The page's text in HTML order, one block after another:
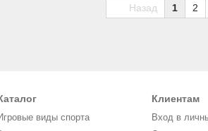
Назад 1 2
виды спорта
Клиентам
Вход в